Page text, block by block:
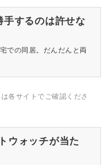
手するのは許せな
での同居。だんだんと両
各サイトでご確認くださ
ウォッチが当た